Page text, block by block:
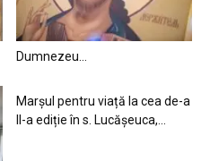
Dumnezeu…
Marșul pentru viață la cea de-a
II-a ediție în s. Lucășeuca,...